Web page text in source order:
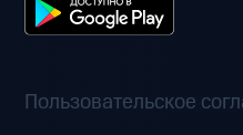
Пользовательское